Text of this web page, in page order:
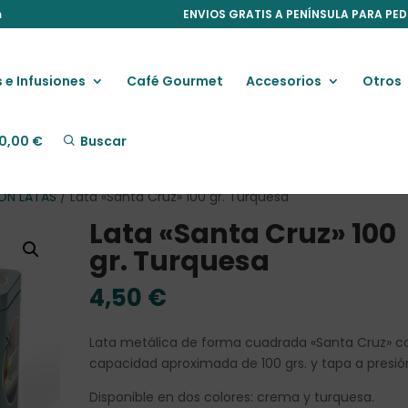
ENVIOS GRATIS A PENÍNSULA PARA
e Infusiones Café Gourmet Accesorios Otros
0,00 € Buscar
LATAS/ Lata «Santa Cruz» 100 gr. Turquesa
Lata «Santa Cruz» 100
gr. Turquesa
4,50 €
Lata metálica de forma cuadrada «Santa Cruz»
capacidad aproximada de 100 grs. y tapa a
Disponible en dos colores: crema y turquesa.